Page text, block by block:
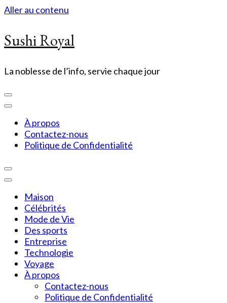
Aller au contenu
Sushi Royal
La noblesse de l’info, servie chaque jour
À propos
Contactez-nous
Politique de Confidentialité
Maison
Célébrités
Mode de Vie
Des sports
Entreprise
Technologie
Voyage
À propos
Contactez-nous
Politique de Confidentialité